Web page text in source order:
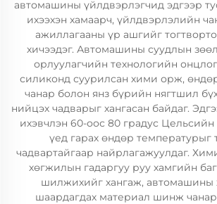
автомашины үйлдвэрлэгчид эдгээр
ихээхэн хамаарч, үйлдвэрлэлийн
ажиллагааны үр ашгийг
хичээдэг. Автомашины суудлын
орлуулагчийн технологийн
силиконд суурилсан хими орж,
чанар болон янз бүрийн нягтшил
нийцэх чадварыг хангасан байдаг.
ихэвчлэн 60-оос 80 градус Цельсийн
үед гарах өндөр температурыг
чадвартайгаар найрлагажуулдаг.
хөгжилын гадаргуу руу хамгийн
шилжихийг хангаж, автомашины
шаардагдах материал шинж